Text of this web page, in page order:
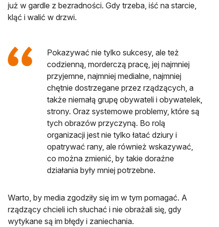
już w gardle z bezradności. Gdy trzeba, iść na starcie,
kląć i walić w drzwi.
Pokazywać nie tylko sukcesy, ale też
codzienną, morderczą pracę, jej najmniej
przyjemne, najmniej medialne, najmniej
chętnie dostrzegane przez rządzących, a
także niemałą grupę obywateli i obywatelek,
strony. Oraz systemowe problemy, które są
tych obrazów przyczyną. Bo rolą
organizacji jest nie tylko łatać dziury i
opatrywać rany, ale również wskazywać,
co można zmienić, by takie doraźne
działania były mniej potrzebne.
Warto, by media zgodziły się im w tym pomagać. A
rządzący chcieli ich słuchać i nie obrażali się, gdy
wytykane są im błędy i zaniechania.